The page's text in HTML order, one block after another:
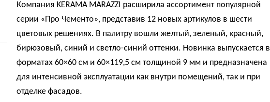
Компания KERAMA MARAZZI расширила ассортимент популярной
серии «Про Чементо», представив 12 новых артикулов в шести
цветовых решениях. В палитру вошли желтый, зеленый, красный,
бирюзовый, синий и светло-синий оттенки. Новинка выпускается в
форматах 60×60 см и 60×119,5 см толщиной 9 мм и предназначена
для интенсивной эксплуатации как внутри помещений, так и при
отделке фасадов.